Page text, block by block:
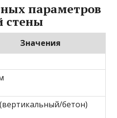
параметров
стены
Значения
бетон)